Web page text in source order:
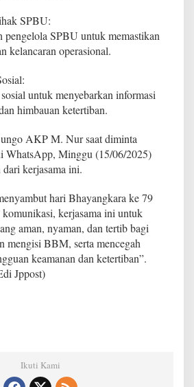
SPBU:
pengelola SPBU untuk memastikan
kelancaran operasional.
untuk menyebarkan informasi
himbauan ketertiban.
AKP M. Nur saat diminta
WhatsApp, Minggu (15/06/2025)
kerjasama ini.
hari Bhayangkara ke 79
kerjasama ini untuk
aman, nyaman, dan tertib bagi
mengisi BBM, serta mencegah
keamanan dan ketertiban”.
Jppost)
Ikuti Kami